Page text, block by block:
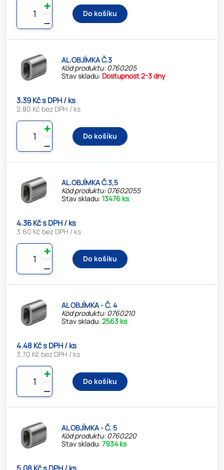
⚊
✚
Do košíku
AL.OBJÍMKA Č.3
Kód produktu: 0760205
Stav skladu: Dostupnost 2-3 dny
3.39 Kč s DPH / ks
2.80 Kč bez DPH / ks
⚊
✚
Do košíku
AL.OBJÍMKA Č.3,5
Kód produktu: 07602055
Stav skladu:13476 ks
4.36 Kč s DPH / ks
3.60 Kč bez DPH / ks
⚊
✚
Do košíku
AL OBJÍMKA - Č. 4
Kód produktu: 0760210
Stav skladu:2563 ks
4.48 Kč s DPH / ks
3.70 Kč bez DPH / ks
⚊
✚
Do košíku
AL OBJÍMKA - Č. 5
Kód produktu: 0760220
Stav skladu:7934 ks